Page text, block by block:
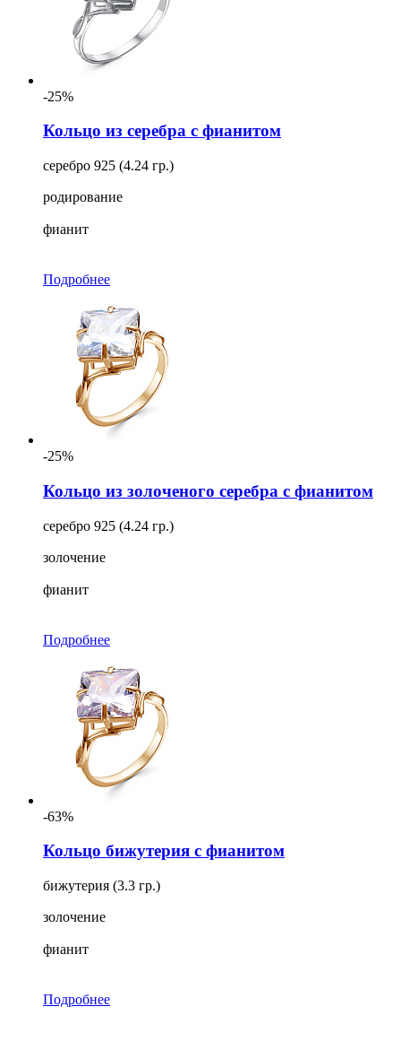
-25%
Кольцо из серебра с фианитом
серебро 925 (4.24 гр.)
родирование
фианит
Подробнее
-25%
Кольцо из золоченого серебра с фианитом
серебро 925 (4.24 гр.)
золочение
фианит
Подробнее
-63%
Кольцо бижутерия с фианитом
бижутерия (3.3 гр.)
золочение
фианит
Подробнее